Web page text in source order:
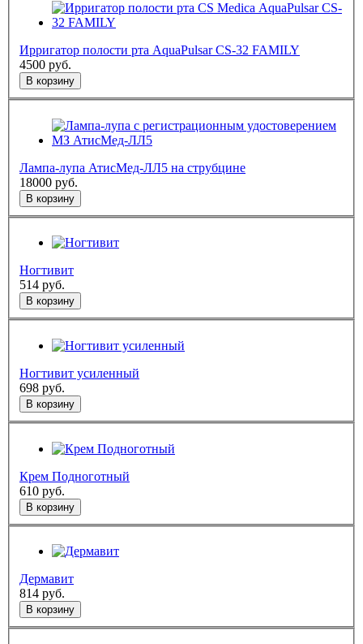
Ирригатор полости рта AquaPulsar CS-32 FAMILY
4500 руб.
В корзину
Лампа-лупа АтисМед-ЛЛ5 на струбцине
18000 руб.
В корзину
Ногтивит
514 руб.
В корзину
Ногтивит усиленный
698 руб.
В корзину
Крем Подноготный
610 руб.
В корзину
Дермавит
814 руб.
В корзину